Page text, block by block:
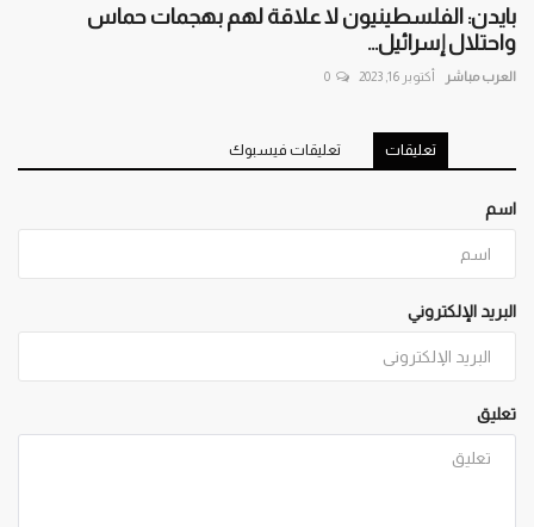
بايدن: الفلسطينيون لا علاقة لهم بهجمات حماس
واحتلال إسرائيل...
العرب مباشر أكتوبر 16, 2023 0
تعليقات تعليقات فيسبوك
اسم
البريد الإلكتروني
تعليق